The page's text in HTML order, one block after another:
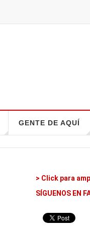
GENTE DE AQUÍ
> Click para
SÍGUENOS EN